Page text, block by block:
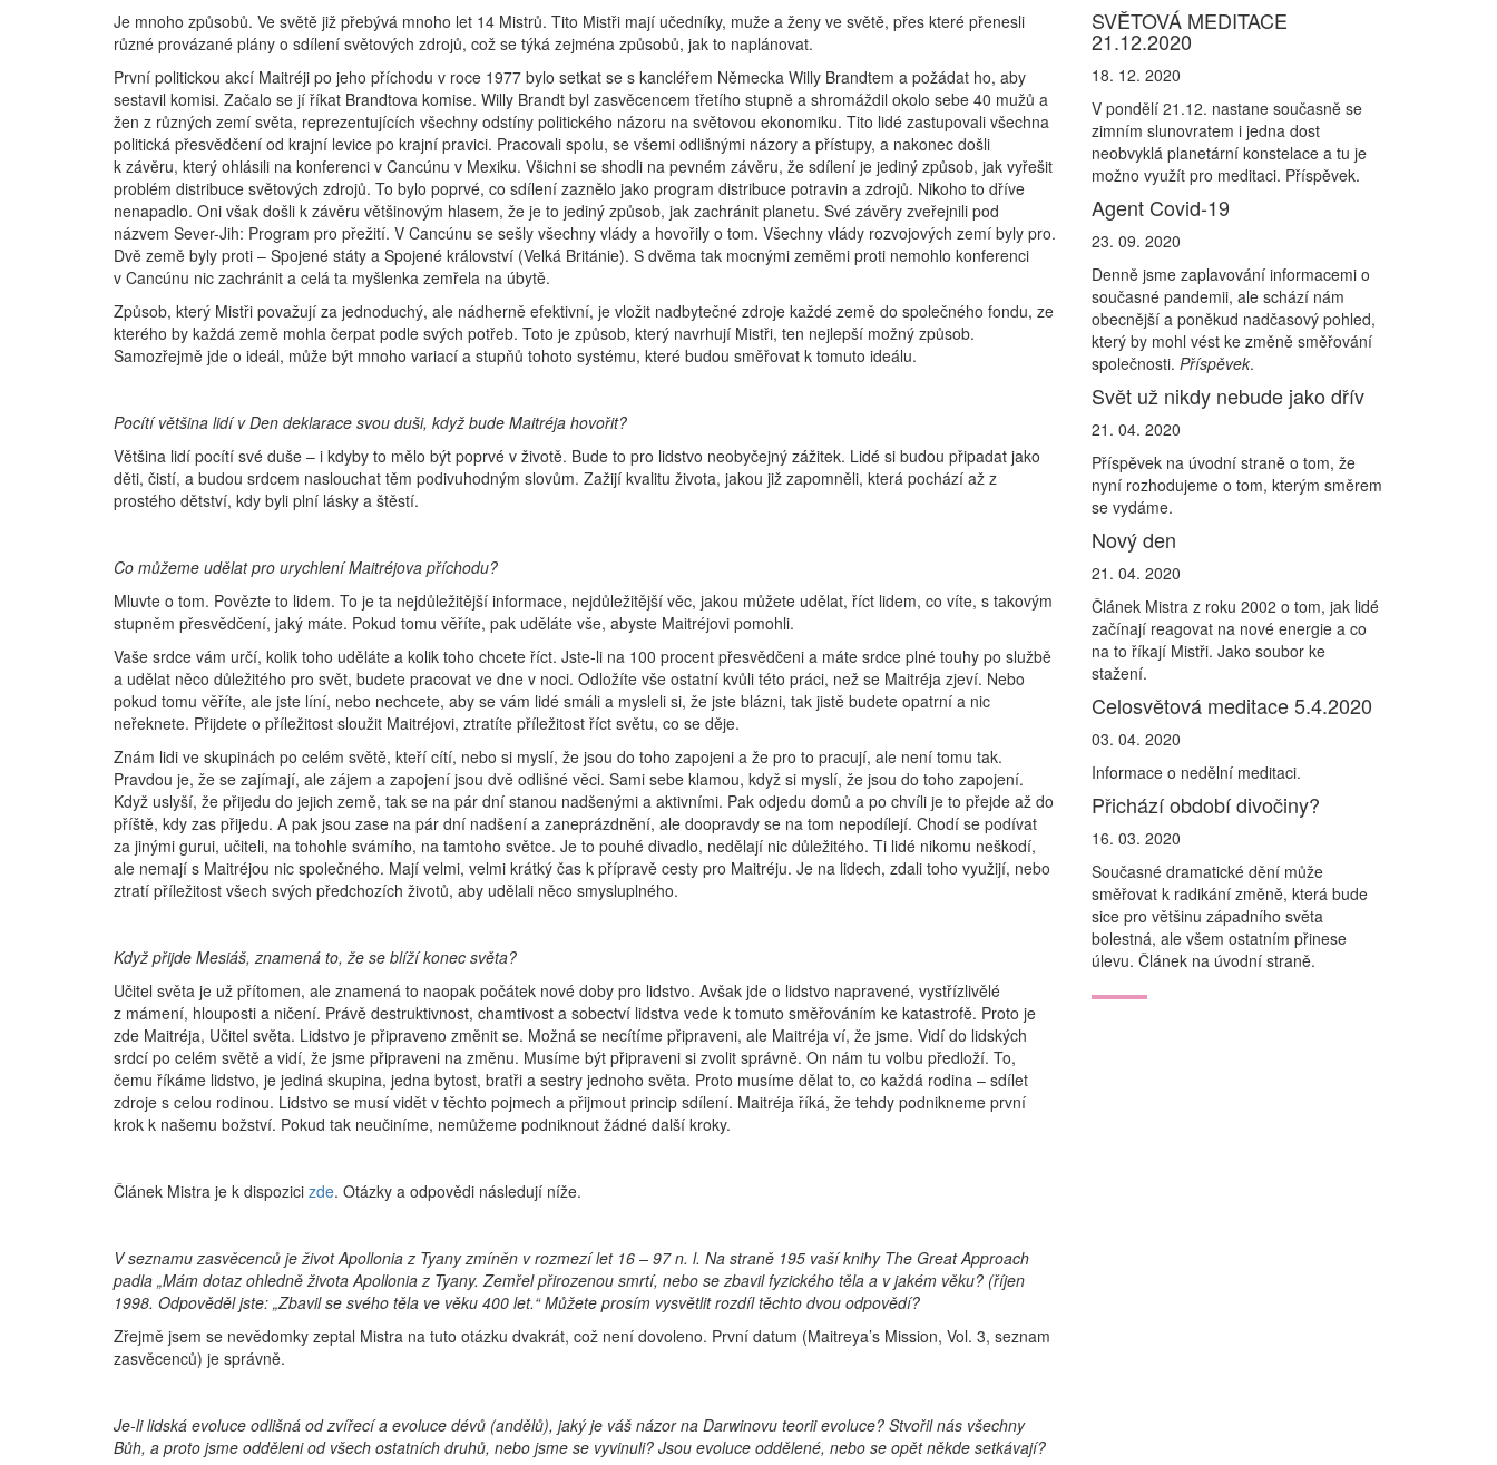
Je mnoho způsobů. Ve světě již přebývá mnoho let 14 Mistrů. Tito Mistři mají učedníky, muže a ženy ve světě, přes které přenesli
různé provázané plány o sdílení světových zdrojů, což se týká zejména způsobů, jak to naplánovat.
První politickou akcí Maitréji po jeho příchodu v roce 1977 bylo setkat se s kancléřem Německa Willy Brandtem a požádat ho, aby
sestavil komisi. Začalo se jí říkat Brandtova komise. Willy Brandt byl zasvěcencem třetího stupně a shromáždil okolo sebe 40 mužů a
žen z různých zemí světa, reprezentujících všechny odstíny politického názoru na světovou ekonomiku. Tito lidé zastupovali všechna
politická přesvědčení od krajní levice po krajní pravici. Pracovali spolu, se všemi odlišnými názory a přístupy, a nakonec došli
k závěru, který ohlásili na konferenci v Cancúnu v Mexiku. Všichni se shodli na pevném závěru, že sdílení je jediný způsob, jak vyřešit
problém distribuce světových zdrojů. To bylo poprvé, co sdílení zaznělo jako program distribuce potravin a zdrojů. Nikoho to dříve
nenapadlo. Oni však došli k závěru většinovým hlasem, že je to jediný způsob, jak zachránit planetu. Své závěry zveřejnili pod
názvem Sever-Jih: Program pro přežití. V Cancúnu se sešly všechny vlády a hovořily o tom. Všechny vlády rozvojových zemí byly pro.
Dvě země byly proti – Spojené státy a Spojené království (Velká Británie). S dvěma tak mocnými zeměmi proti nemohlo konferenci
v Cancúnu nic zachránit a celá ta myšlenka zemřela na úbytě.
Způsob, který Mistři považují za jednoduchý, ale nádherně efektivní, je vložit nadbytečné zdroje každé země do společného fondu, ze
kterého by každá země mohla čerpat podle svých potřeb. Toto je způsob, který navrhují Mistři, ten nejlepší možný způsob.
Samozřejmě jde o ideál, může být mnoho variací a stupňů tohoto systému, které budou směřovat k tomuto ideálu.
Pocítí většina lidí v Den deklarace svou duši, když bude Maitréja hovořit?
Většina lidí pocítí své duše – i kdyby to mělo být poprvé v životě. Bude to pro lidstvo neobyčejný zážitek. Lidé si budou připadat jako
děti, čistí, a budou srdcem naslouchat těm podivuhodným slovům. Zažijí kvalitu života, jakou již zapomněli, která pochází až z
prostého dětství, kdy byli plní lásky a štěstí.
Co můžeme udělat pro urychlení Maitréjova příchodu?
Mluvte o tom. Povězte to lidem. To je ta nejdůležitější informace, nejdůležitější věc, jakou můžete udělat, říct lidem, co víte, s takovým
stupněm přesvědčení, jaký máte. Pokud tomu věříte, pak uděláte vše, abyste Maitréjovi pomohli.
Vaše srdce vám určí, kolik toho uděláte a kolik toho chcete říct. Jste-li na 100 procent přesvědčeni a máte srdce plné touhy po službě
a udělat něco důležitého pro svět, budete pracovat ve dne v noci. Odložíte vše ostatní kvůli této práci, než se Maitréja zjeví. Nebo
pokud tomu věříte, ale jste líní, nebo nechcete, aby se vám lidé smáli a mysleli si, že jste blázni, tak jistě budete opatrní a nic
neřeknete. Přijdete o příležitost sloužit Maitréjovi, ztratíte příležitost říct světu, co se děje.
Znám lidi ve skupinách po celém světě, kteří cítí, nebo si myslí, že jsou do toho zapojeni a že pro to pracují, ale není tomu tak.
Pravdou je, že se zajímají, ale zájem a zapojení jsou dvě odlišné věci. Sami sebe klamou, když si myslí, že jsou do toho zapojení.
Když uslyší, že přijedu do jejich země, tak se na pár dní stanou nadšenými a aktivními. Pak odjedu domů a po chvíli je to přejde až do
příště, kdy zas přijedu. A pak jsou zase na pár dní nadšení a zaneprázdnění, ale doopravdy se na tom nepodílejí. Chodí se podívat
za jinými gurui, učiteli, na tohohle svámího, na tamtoho světce. Je to pouhé divadlo, nedělají nic důležitého. Ti lidé nikomu neškodí,
ale nemají s Maitréjou nic společného. Mají velmi, velmi krátký čas k přípravě cesty pro Maitréju. Je na lidech, zdali toho využijí, nebo
ztratí příležitost všech svých předchozích životů, aby udělali něco smysluplného.
Když přijde Mesiáš, znamená to, že se blíží konec světa?
Učitel světa je už přítomen, ale znamená to naopak počátek nové doby pro lidstvo. Avšak jde o lidstvo napravené, vystřízlivělé
z mámení, hlouposti a ničení. Právě destruktivnost, chamtivost a sobectví lidstva vede k tomuto směřováním ke katastrofě. Proto je
zde Maitréja, Učitel světa. Lidstvo je připraveno změnit se. Možná se necítíme připraveni, ale Maitréja ví, že jsme. Vidí do lidských
srdcí po celém světě a vidí, že jsme připraveni na změnu. Musíme být připraveni si zvolit správně. On nám tu volbu předloží. To,
čemu říkáme lidstvo, je jediná skupina, jedna bytost, bratři a sestry jednoho světa. Proto musíme dělat to, co každá rodina – sdílet
zdroje s celou rodinou. Lidstvo se musí vidět v těchto pojmech a přijmout princip sdílení. Maitréja říká, že tehdy podnikneme první
krok k našemu božství. Pokud tak neučiníme, nemůžeme podniknout žádné další kroky.
Článek Mistra je k dispozici zde. Otázky a odpovědi následují níže.
V seznamu zasvěcenců je život Apollonia z Tyany zmíněn v rozmezí let 16 – 97 n. l. Na straně 195 vaší knihy The Great Approach
padla „Mám dotaz ohledně života Apollonia z Tyany. Zemřel přirozenou smrtí, nebo se zbavil fyzického těla a v jakém věku? (říjen
1998. Odpověděl jste: „Zbavil se svého těla ve věku 400 let.“ Můžete prosím vysvětlit rozdíl těchto dvou odpovědí?
Zřejmě jsem se nevědomky zeptal Mistra na tuto otázku dvakrát, což není dovoleno. První datum (Maitreya’s Mission, Vol. 3, seznam
zasvěcenců) je správně.
Je-li lidská evoluce odlišná od zvířecí a evoluce dévů (andělů), jaký je váš názor na Darwinovu teorii evoluce? Stvořil nás všechny
Bůh, a proto jsme odděleni od všech ostatních druhů, nebo jsme se vyvinuli? Jsou evoluce oddělené, nebo se opět někde setkávají?
SVĚTOVÁ MEDITACE
21.12.2020
18. 12. 2020
V pondělí 21.12. nastane současně se
zimním slunovratem i jedna dost
neobvyklá planetární konstelace a tu je
možno využít pro meditaci. Příspěvek.
Agent Covid-19
23. 09. 2020
Denně jsme zaplavování informacemi o
současné pandemii, ale schází nám
obecnější a poněkud nadčasový pohled,
který by mohl vést ke změně směřování
společnosti. Příspěvek.
Svět už nikdy nebude jako dřív
21. 04. 2020
Příspěvek na úvodní straně o tom, že
nyní rozhodujeme o tom, kterým směrem
se vydáme.
Nový den
21. 04. 2020
Článek Mistra z roku 2002 o tom, jak lidé
začínají reagovat na nové energie a co
na to říkají Mistři. Jako soubor ke
stažení.
Celosvětová meditace 5.4.2020
03. 04. 2020
Informace o nedělní meditaci.
Přichází období divočiny?
16. 03. 2020
Současné dramatické dění může
směřovat k radikání změně, která bude
sice pro většinu západního světa
bolestná, ale všem ostatním přinese
úlevu. Článek na úvodní straně.